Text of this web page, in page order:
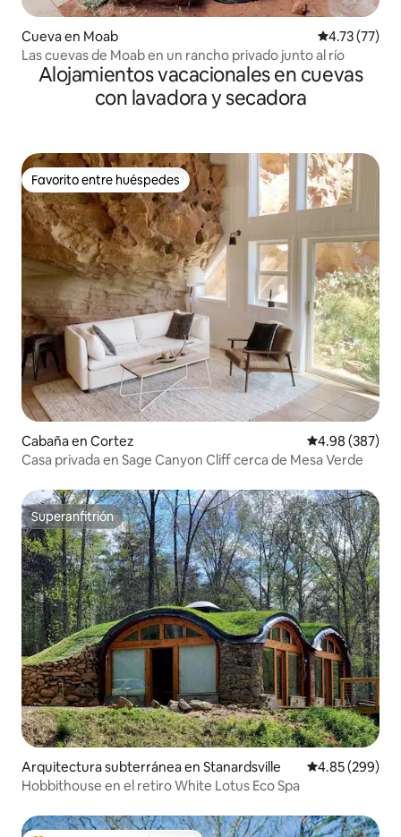
Cueva en Moab Calificación
4.73 (77)
Las cuevas de Moab en un rancho privado junto al río
Alojamientos vacacionales en cuevas
con lavadora y secadora
Favorito entre huéspedes
Favorito entre huéspedes
Cabaña en Cortez Calificación
4.98 (387)
Casa privada en Sage Canyon Cliff cerca de Mesa Verde
Superanfitrión
Superanfitrión
Arquitectura subterránea en Stanardsville Calificación
4.85 (299)
Hobbithouse en el retiro White Lotus Eco Spa